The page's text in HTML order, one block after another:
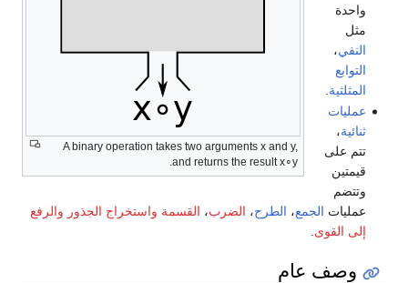
A binary operation takes two arguments x and y,
and returns the resultx∘y
.
واحدة
مثل
النفي،
التوابع
المثلثية
عمليات
ثنائية،
تتم على
قيمتين
وتتضم
عمليات الجمع، الطرح، الضرب، القسمة واستخراج الجذور والرفع
إلى القوى
وصف عام